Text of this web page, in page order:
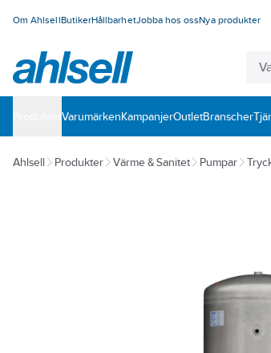
Om AhlsellButikerHållbarhetJobba hos ossNya produkter
VarumärkenKampanjerOutletBranscher
Ahlsell Produkter Värme & Sanitet Pumpar